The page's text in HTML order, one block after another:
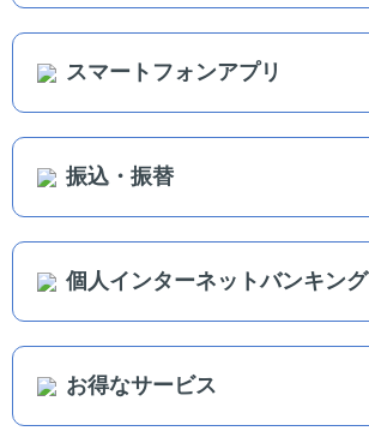
スマートフォンアプリ
振込・振替
個人インターネットバンキング
お得なサービス